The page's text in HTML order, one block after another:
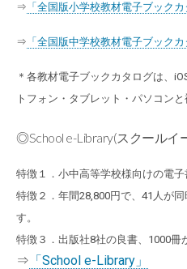
⇒ 「全国版小学校教材電子ブックカ
⇒ 「全国版中学校教材電子ブックカ
＊各教材電子ブックカタログは、
トフォン・タブレット・パソコン
◎School e-Library(スクールイ
特徴１．小中高等学校様向けの電子
特徴２．年間28,800円で、41人が
す。
特徴３．出版社8社の良書、1000冊
⇒ 「School e-Library」